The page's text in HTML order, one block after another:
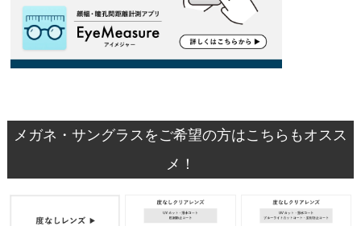
メガネ・サングラスをご希望の方はこちらもオスス
メ！